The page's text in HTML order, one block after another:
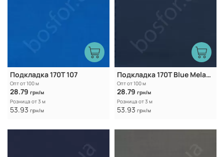
Подкладка 170Т 107
Опт от 100 м
28.79 грн/м
Розница от 3 м
53.93 грн/м
Подкладка 170T Blue Melancholy
Опт от 100 м
28.79 грн/м
Розница от 3 м
53.93 грн/м